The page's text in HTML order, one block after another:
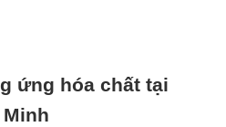
ứng hóa chất tại